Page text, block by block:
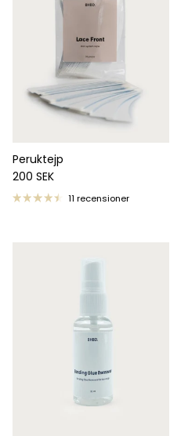
Peruktejp
Ordinarie pris
200 SEK
11 recensioner